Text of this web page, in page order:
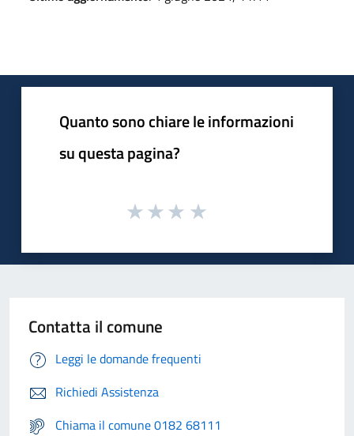
Quanto sono chiare le informazioni
su questa pagina?
Contatta il comune
Leggi le domande frequenti
Richiedi Assistenza
Chiama il comune 0182 68111